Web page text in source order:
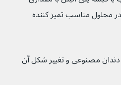
محلول مناسب تمیز کننده
مصنوعی و تغییر شکل آن